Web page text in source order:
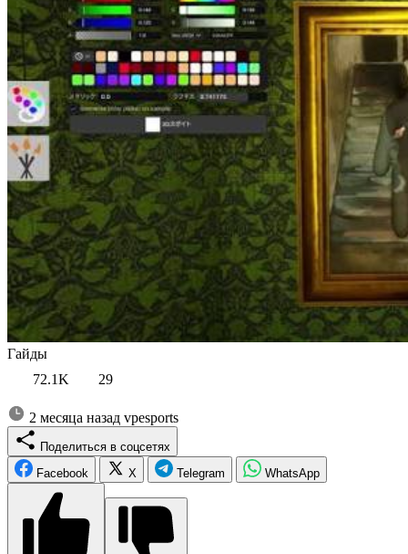
Гайды
72.1K
29
2 месяца назад vpesports
Поделиться в соцсетях
Facebook
X Telegram WhatsApp